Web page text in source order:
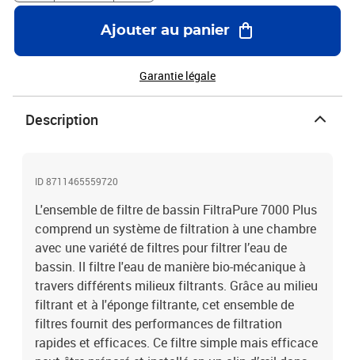
comprend :1 x pompe de bassin Xtra Ubbink de 2 300 l / h1 x unité
UV-C Ubbink de 11 WTuyau en spirale : 3 m x 19 mm, 1 m x 32
mmCollier de serrage 2 x 0-23 mm, 1 x 30-34 mm1 x FiltraPure
70001 x Éponge de filtre1 x Milieu filtrant de 4 kg + filet1 x Noyau
bio de 8 litres1 x Connecteur de tuyau universel de 1" x 32 mm1 x
Ajouter au panier
Garantie légale
Description
ID 8711465559720
L'ensemble de filtre de bassin FiltraPure 7000 Plus
comprend un système de filtration à une chambre
avec une variété de filtres pour filtrer l’eau de
bassin. Il filtre l'eau de manière bio-mécanique à
travers différents milieux filtrants. Grâce au milieu
filtrant et à l'éponge filtrante, cet ensemble de
filtres fournit des performances de filtration
rapides et efficaces. Ce filtre simple mais efficace